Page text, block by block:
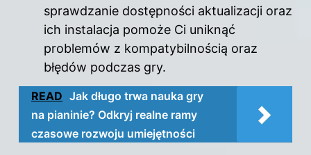
sprawdzanie dostępności aktualizacji oraz
ich instalacja pomoże Ci uniknąć
problemów z kompatybilnością oraz
błędów podczas gry.
READ Jak długo trwa nauka gry
na pianinie? Odkryj realne ramy
czasowe rozwoju umiejętności